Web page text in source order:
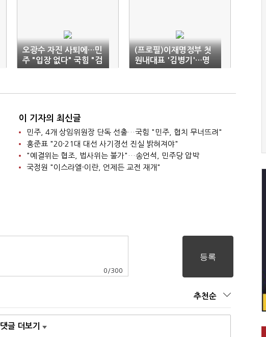
오광수 자진 사퇴에…민
주 "입장 없다" 국힘 "검
증 실패"
(프로필)이재명정부 첫
원내대표 '김병기'…명
심 업은 '국정원 정보통'
이 기자의 최신글
민주, 4개 상임위원장 단독 선출…국힘 "민주, 협치 무너뜨려"
홍준표 "20·21대 대선 사기경선 진실 밝혀져야"
"예결위는 협조, 법사위는 불가"…송언석, 민주당 압박
국정원 "이스라엘·이란, 언제든 교전 재개"
0 /300
추천순
댓글 더보기